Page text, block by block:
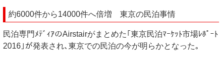
約6000件から14000件へ倍増 東京の民泊事情
民泊専門ﾒﾃﾞｨｱのAirstairがまとめた｢東京民泊ﾏｰｹｯﾄ市場ﾚﾎﾟｰﾄ
2016｣が発表され､東京での民泊の今が明らかとなった｡